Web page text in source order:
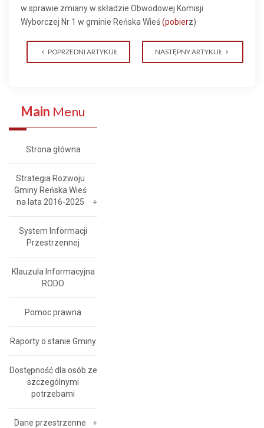
w sprawie zmiany w składzie Obwodowej Komisji
Wyborczej Nr 1 w gminie Reńska Wieś(pobierz)
POPRZEDNI ARTYKUŁ NASTĘPNY ARTYKUŁ
Main Menu
Strona główna
Strategia Rozwoju
Gminy Reńska Wieś
na lata 2016-2025
System Informacji
Przestrzennej
Klauzula Informacyjna
RODO
Pomoc prawna
Raporty o stanie Gminy
Dostępność dla osób ze
szczególnymi
potrzebami
Dane przestrzenne